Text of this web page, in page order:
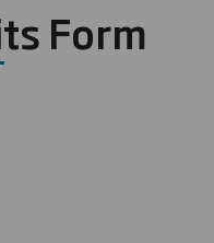
Form